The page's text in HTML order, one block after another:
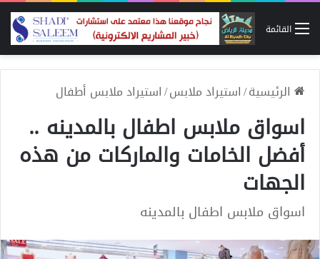
القائمة
الرئيسية/استيراد ملابس/استيراد ملابس أطفال
اسواق ملابس اطفال بالمدينه ..
أفضل الخامات والماركات من هذه
الجهات
اسواق ملابس اطفال بالمدينه